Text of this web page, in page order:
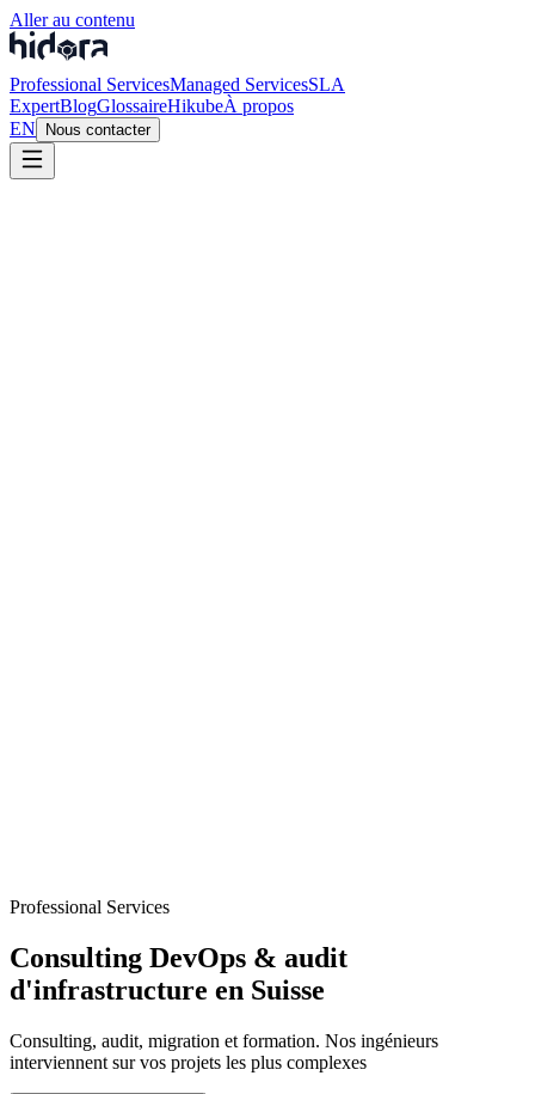
Aller au contenu
Professional ServicesManaged ServicesSLA
ExpertBlogGlossaireHikubeÀ propos
EN
Nous contacter
Professional Services
Consulting DevOps & audit
d'infrastructure en Suisse
Consulting, audit, migration et formation. Nos ingénieurs
interviennent sur vos projets les plus complexes